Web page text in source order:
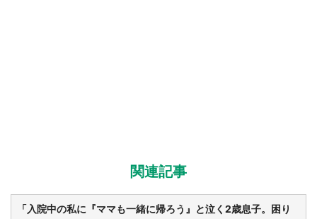
関連記事
「入院中の私に『ママも一緒に帰ろう』と泣く2歳息子。困り